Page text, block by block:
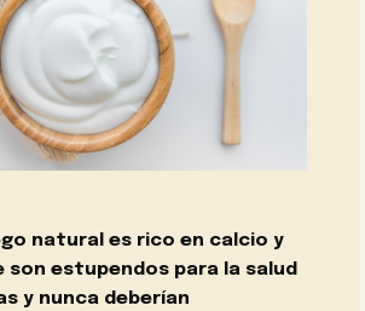
natural es rico en calcio y
son estupendos para la salud
y nunca deberían